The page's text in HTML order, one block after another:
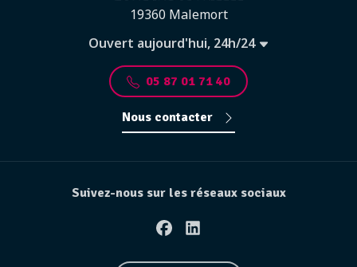
19360 Malemort
Ouvert aujourd'hui, 24h/24
05 87 01 71 40
Nous contacter
Suivez-nous sur les réseaux sociaux
FacebookLinkedin